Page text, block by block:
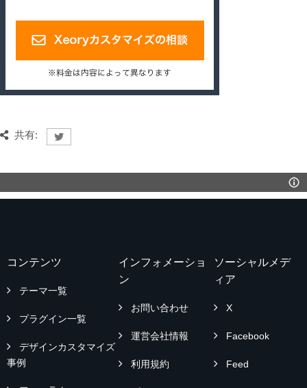
共有:
コンテンツ
テーマ一覧
プラグイン一覧
デザインカスタマイズ
事例
インフォメーショ
ン
お問い合わせ
運営会社情報
利用規約
ソーシャルメデ
ィア
X
Facebook
Feed